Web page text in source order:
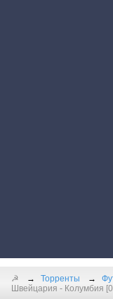
☭ Торренты
Швейцария - Колумбия